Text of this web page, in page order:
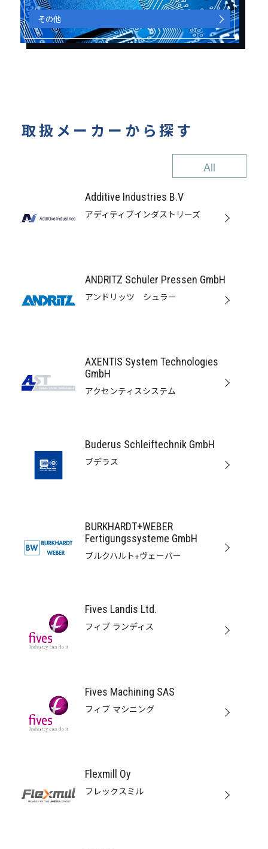
その他
取扱メーカーから探す
All
A
I
M
Additive Industries B.V
アディティブインダストリーズ
ANDRITZ Schuler Pressen GmbH
アンドリッツ シュラー
AXENTIS System Technologies
GmbH
アクセンティスシステム
Buderus Schleiftechnik GmbH
ブデラス
BURKHARDT+WEBER
Fertigungssysteme GmbH
ブルクハルト+ヴェーバー
Fives Landis Ltd.
フィブ ランディス
Fives Machining SAS
フィブ マシニング
Flexmill Oy
フレックスミル